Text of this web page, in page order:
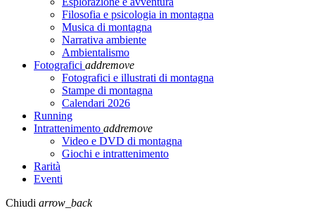
Filosofia e psicologia in montagna
Musica di montagna
Narrativa ambiente
Ambientalismo
Fotografici addremove
Fotografici e illustrati di montagna
Stampe di montagna
Calendari 2026
Running
Intrattenimento addremove
Video e DVD di montagna
Giochi e intrattenimento
Rarità
Eventi
Chiudi arrow_back